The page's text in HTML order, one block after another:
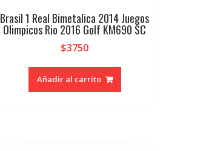
Brasil 1 Real Bimetalica 2014 Juegos
Olimpicos Rio 2016 Golf KM690 SC
$3750
Añadir al carrito